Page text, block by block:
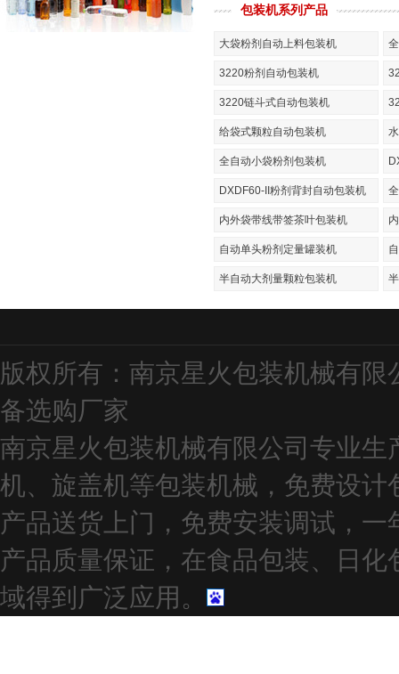
包装机系列产品
大袋粉剂自动上料包装机
3220粉剂自动包装机
3220链斗式自动包装机
给袋式颗粒自动包装机
全自动小袋粉剂包装机
DXDF60-II粉剂背封自动包装机
内外袋带线带签茶叶包装机
自动单头粉剂定量罐装机
半自动大剂量颗粒包装机
版权所有：南京星火包装机械有
备选购厂家
南京星火包装机械有限公司专业
机、旋盖机等包装机械，免费设
产品送货上门，免费安装调试，
产品质量保证，在食品包装、日
域得到广泛应用。